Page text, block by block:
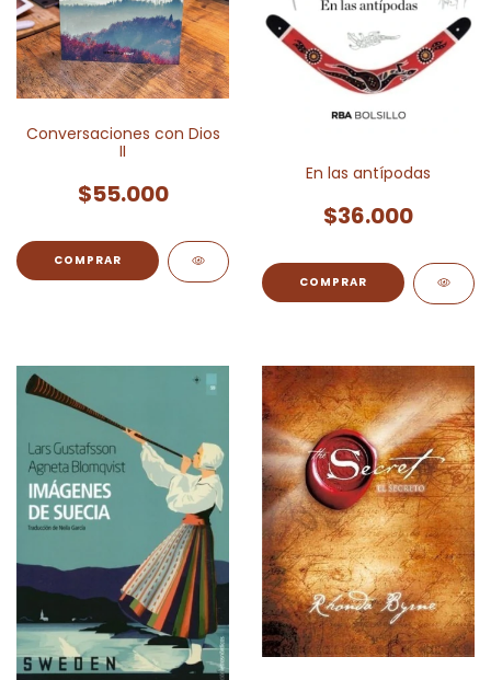
Conversaciones con Dios
II
$55.000
En las antípodas
$36.000